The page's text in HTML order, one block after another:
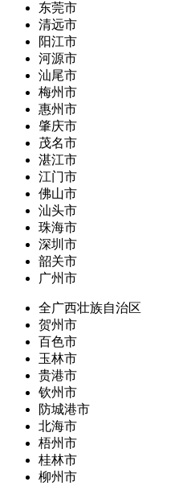
东莞市
清远市
阳江市
河源市
汕尾市
梅州市
惠州市
肇庆市
茂名市
湛江市
江门市
佛山市
汕头市
珠海市
深圳市
韶关市
广州市
全广西壮族自治区
贺州市
百色市
玉林市
贵港市
钦州市
防城港市
北海市
梧州市
桂林市
柳州市